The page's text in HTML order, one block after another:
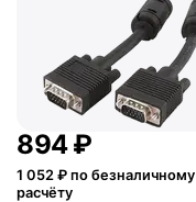
‍894‍₽
1 052 ₽ по безналичному
расчёту